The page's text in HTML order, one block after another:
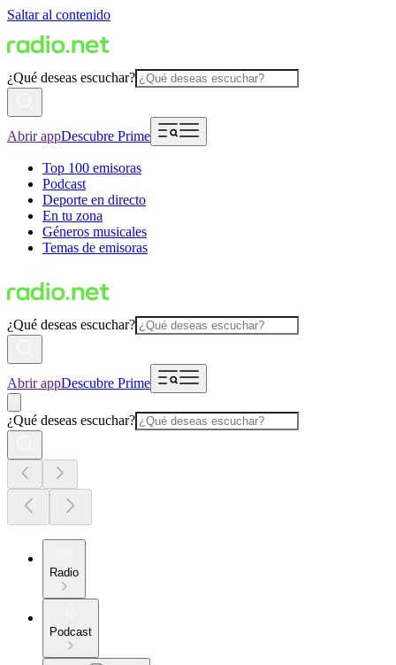
Saltar al contenido
¿Qué deseas escuchar?
Abrir appDescubre Prime
Top 100 emisoras
Podcast
Deporte en directo
En tu zona
Géneros musicales
Temas de emisoras
¿Qué deseas escuchar?
Abrir appDescubre Prime
¿Qué deseas escuchar?
Radio
Podcast